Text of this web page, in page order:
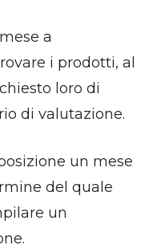
a
i prodotti, al
loro di
di valutazione.
un mese
del quale
un